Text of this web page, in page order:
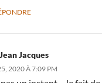
Jacques
2020 À 7:09 PM